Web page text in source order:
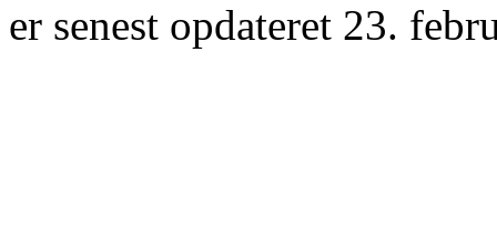
er senest opdateret 23.